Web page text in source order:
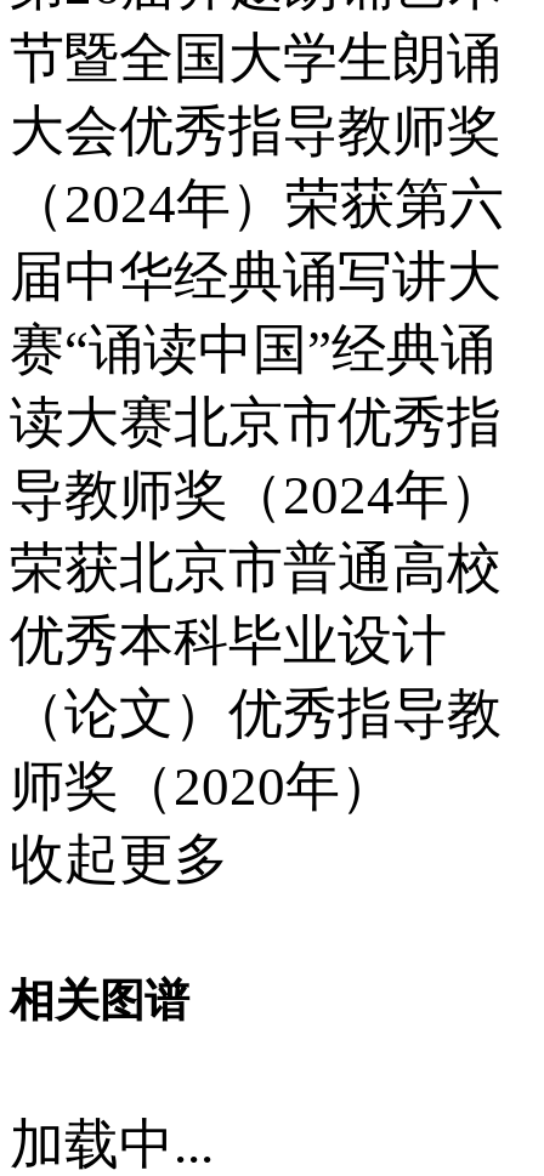
节暨全国大学生朗诵
大会优秀指导教师奖
（2024年）荣获第六
届中华经典诵写讲大
赛“诵读中国”经典诵
读大赛北京市优秀指
导教师奖（2024年）
荣获北京市普通高校
优秀本科毕业设计
（论文）优秀指导教
师奖（2020年）
收起更多
相关图谱
加载中...